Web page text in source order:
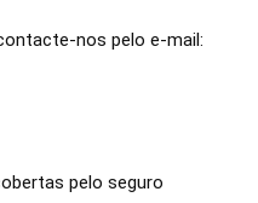
nos pelo e-mail:
pelo seguro